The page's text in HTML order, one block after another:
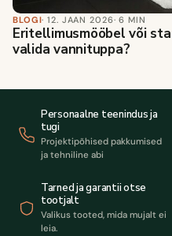
BLOGI· 12. JAAN 2026· 6 MIN
Eritellimusmööbel või
valida vannituppa?
Personaalne teenindus ja
tugi
Projektipõhised pakkumised
ja tehniline abi
Tarned ja garantii otse
tootjalt
Valikus tooted, mida mujalt ei
leia.